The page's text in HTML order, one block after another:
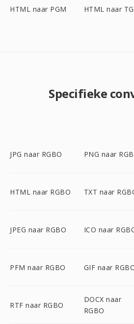
HTML naar PGM HTML naar
Specifieke
JPG naar RGBO PNG naar
HTML naar RGBO TXT naar
JPEG naar RGBO ICO naar
PFM naar RGBO GIF naar
RTF naar RGBO
DOCX naar
RGBO